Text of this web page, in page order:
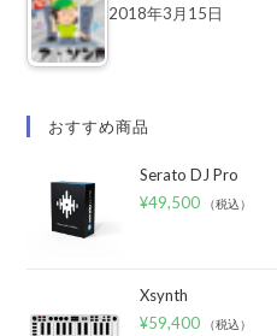
2018年3月15日
おすすめ商品
Serato DJ Pro
¥49,500 （税込）
Xsynth
¥59,400 （税込）